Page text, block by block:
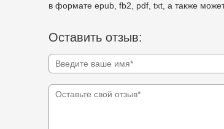
в формате epub, fb2, pdf, txt, а также
Оставить отзыв: